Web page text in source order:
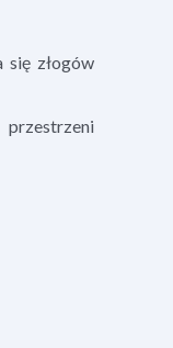
się złogów